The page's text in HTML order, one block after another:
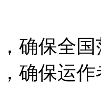
确保全
确保运